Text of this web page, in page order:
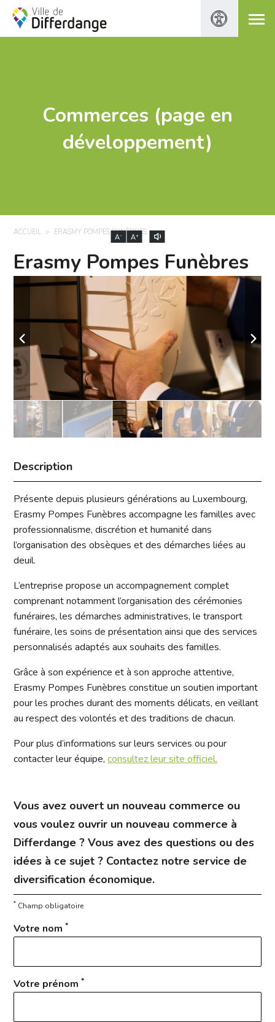
Commerces (page en
développement)
ACCUEIL ERASMY POMPES FUNÈBRES
A- A+
Erasmy Pompes Funèbres
Description
Présente depuis plusieurs générations au Luxembourg,
Erasmy Pompes Funèbres accompagne les familles avec
professionnalisme, discrétion et humanité dans
l’organisation des obsèques et des démarches liées au
deuil.
L’entreprise propose un accompagnement complet
comprenant notamment l’organisation des cérémonies
funéraires, les démarches administratives, le transport
funéraire, les soins de présentation ainsi que des services
personnalisés adaptés aux souhaits des familles.
Grâce à son expérience et à son approche attentive,
Erasmy Pompes Funèbres constitue un soutien important
pour les proches durant des moments délicats, en veillant
au respect des volontés et des traditions de chacun.
Pour plus d’informations sur leurs services ou pour
contacter leur équipe,consultez leur site officiel.
Vous avez ouvert un nouveau commerce ou
vous voulez ouvrir un nouveau commerce à
Differdange ? Vous avez des questions ou des
idées à ce sujet ? Contactez notre service de
diversification économique.
* Champ obligatoire
Votre nom*
Votre prénom*